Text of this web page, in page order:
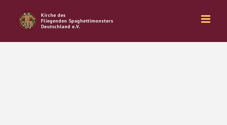
Inhalt
springen